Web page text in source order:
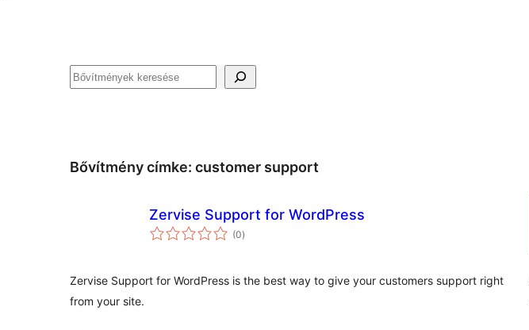
Keresés
Bővítmény címke: customer support
Zervise Support for WordPress
(0értékelés
összesen
)
Zervise Support for WordPress is the best way to give your customers support right
from your site.